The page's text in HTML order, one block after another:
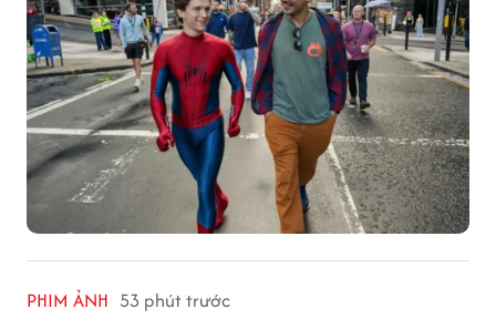
PHIM ẢNH 53 phút trước